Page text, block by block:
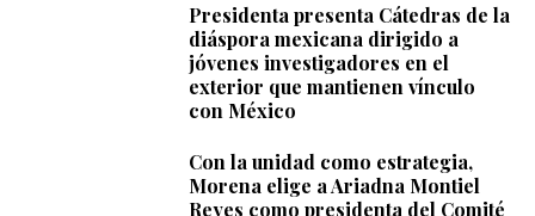
Presidenta presenta Cátedras de la
diáspora mexicana dirigido a
jóvenes investigadores en el
exterior que mantienen vínculo
con México
Con la unidad como estrategia,
Morena elige a Ariadna Montiel
Reyes como presidenta del Comité